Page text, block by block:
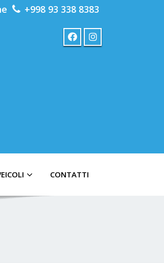
+998 93 338 8383
CONTATTI